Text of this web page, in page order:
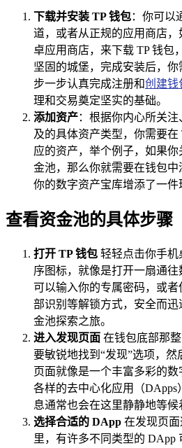
下载并安装 TP 钱包：你可以
道，或者从正规的应用商店，
卓应用商店，来下载 TP 钱包
坚固的城堡，完成安装后，
步一步认真完成注册和创建钱
理和交易奠定坚实的基础。
添加资产：根据你内心所关
及的具体资产类型，你需要在
应的资产，举个例子，如果
金池，那么你就需要在钱包
你的数字资产宝库增添了一件
查看资金池的具体步骤
打开 TP 钱包 轻轻点击你手机
序图标，就像是打开一扇通
可以输入你的专属密码，或
部识别等解锁方式，安全而
金池探索之旅。
进入发现页面 在钱包底部那
要敏锐地找到“发现”选项，
页面就像是一个丰富多彩的
各样的去中心化应用（
息通常也会在这里静静地等候
选择合适的 DApp 在发现页
里，有许多不同类型的 DApp